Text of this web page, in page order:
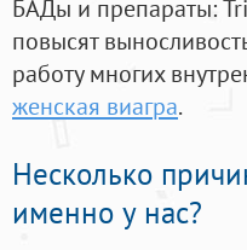
БАДы и препараты:
повысят
работу многих
женская виагра.
Несколько
именно у нас?